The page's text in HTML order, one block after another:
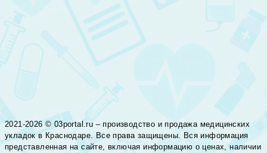
2021-2026 © 03portal.ru – производство и продажа медицинских
укладок в Краснодаре. Все права защищены. Вся информация
представленная на сайте, включая информацию о ценах, наличии